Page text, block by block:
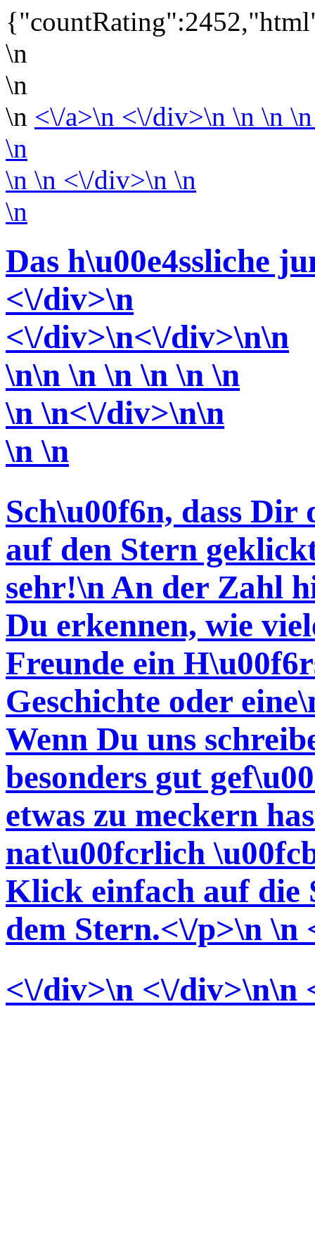
\n
\n
\n <\/a>\n <\/div>\n \n \n
\n
\n \n <\/div>\n \n
\n
Das h\u00e4ssliche
<\/div>\n
<\/div>\n<\/div>\n\n
\n\n \n \n \n \n \n
\n \n<\/div>\n\n
\n \n
Sch\u00f6n, dass Dir
auf den Stern
sehr!\n An der Zahl
Du erkennen, wie
Freunde ein
Geschichte oder
Wenn Du uns
besonders gut
etwas zu meckern
nat\u00fcrlich
Klick einfach auf die
dem Stern.<\/p>\n \n
<\/div>\n <\/div>\n\n